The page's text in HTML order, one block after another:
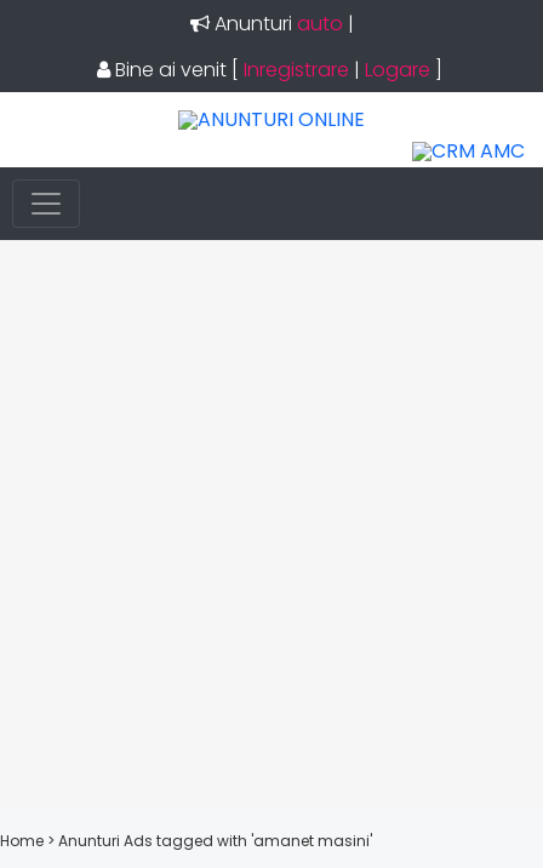
Anunturi auto |
Bine ai venit
Inregistrare | Logare
Home > Anunturi Ads tagged with 'amanet masini'